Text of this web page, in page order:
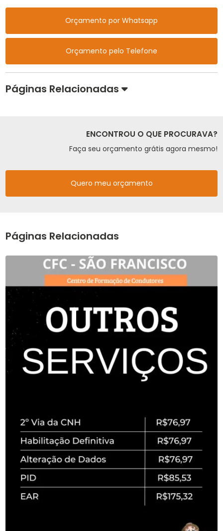
Orçamento por Whatsapp
Orçamento pelo Telefone
Páginas Relacionadas
ENCONTROU O QUE PROCURAVA?
Faça seu orçamento grátis agora mesmo!
Quero meu orçamento
Páginas Relacionadas